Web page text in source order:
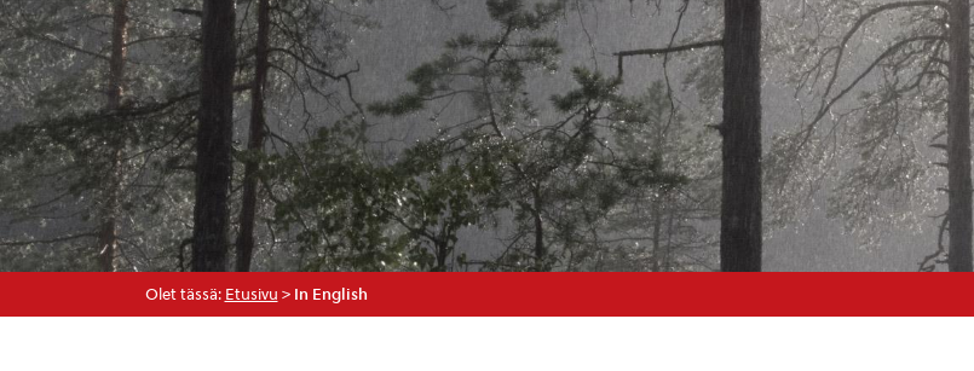
Olet tässä: Etusivu > In English